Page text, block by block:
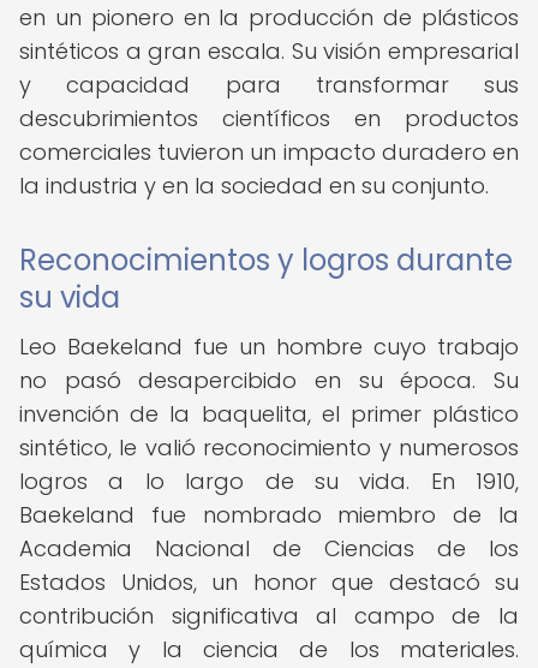
en un pionero en la producción de plásticos
sintéticos a gran escala. Su visión empresarial
y capacidad para transformar sus
descubrimientos científicos en productos
comerciales tuvieron un impacto duradero en
la industria y en la sociedad en su conjunto.
Reconocimientos y logros durante
su vida
Leo Baekeland fue un hombre cuyo trabajo
no pasó desapercibido en su época. Su
invención de la baquelita, el primer plástico
sintético, le valió reconocimiento y numerosos
logros a lo largo de su vida. En 1910,
Baekeland fue nombrado miembro de la
Academia Nacional de Ciencias de los
Estados Unidos, un honor que destacó su
contribución significativa al campo de la
química y la ciencia de los materiales.